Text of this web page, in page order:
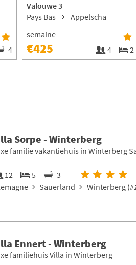
4
Valouwe 3
Pays Bas
Appelscha
semaine
€425 4 2
Sorpe - Winterberg
familie vakantiehuis in Winterberg
12 5
3
Sauerland Winterberg (
Ennert - Winterberg
familiehuis Villa in Winterberg